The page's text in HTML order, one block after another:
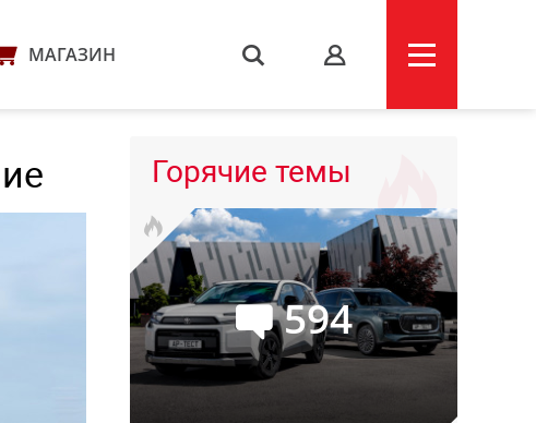
МАГАЗИН s
Горячие темы
594